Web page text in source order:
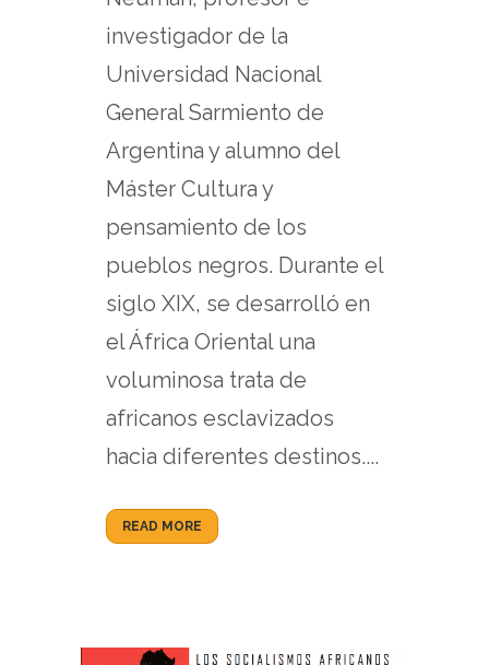
investigador de la
Universidad Nacional
General Sarmiento de
Argentina y alumno del
Máster Cultura y
pensamiento de los
pueblos negros. Durante el
siglo XIX, se desarrolló en
el África Oriental una
voluminosa trata de
africanos esclavizados
hacia diferentes destinos....
READ MORE